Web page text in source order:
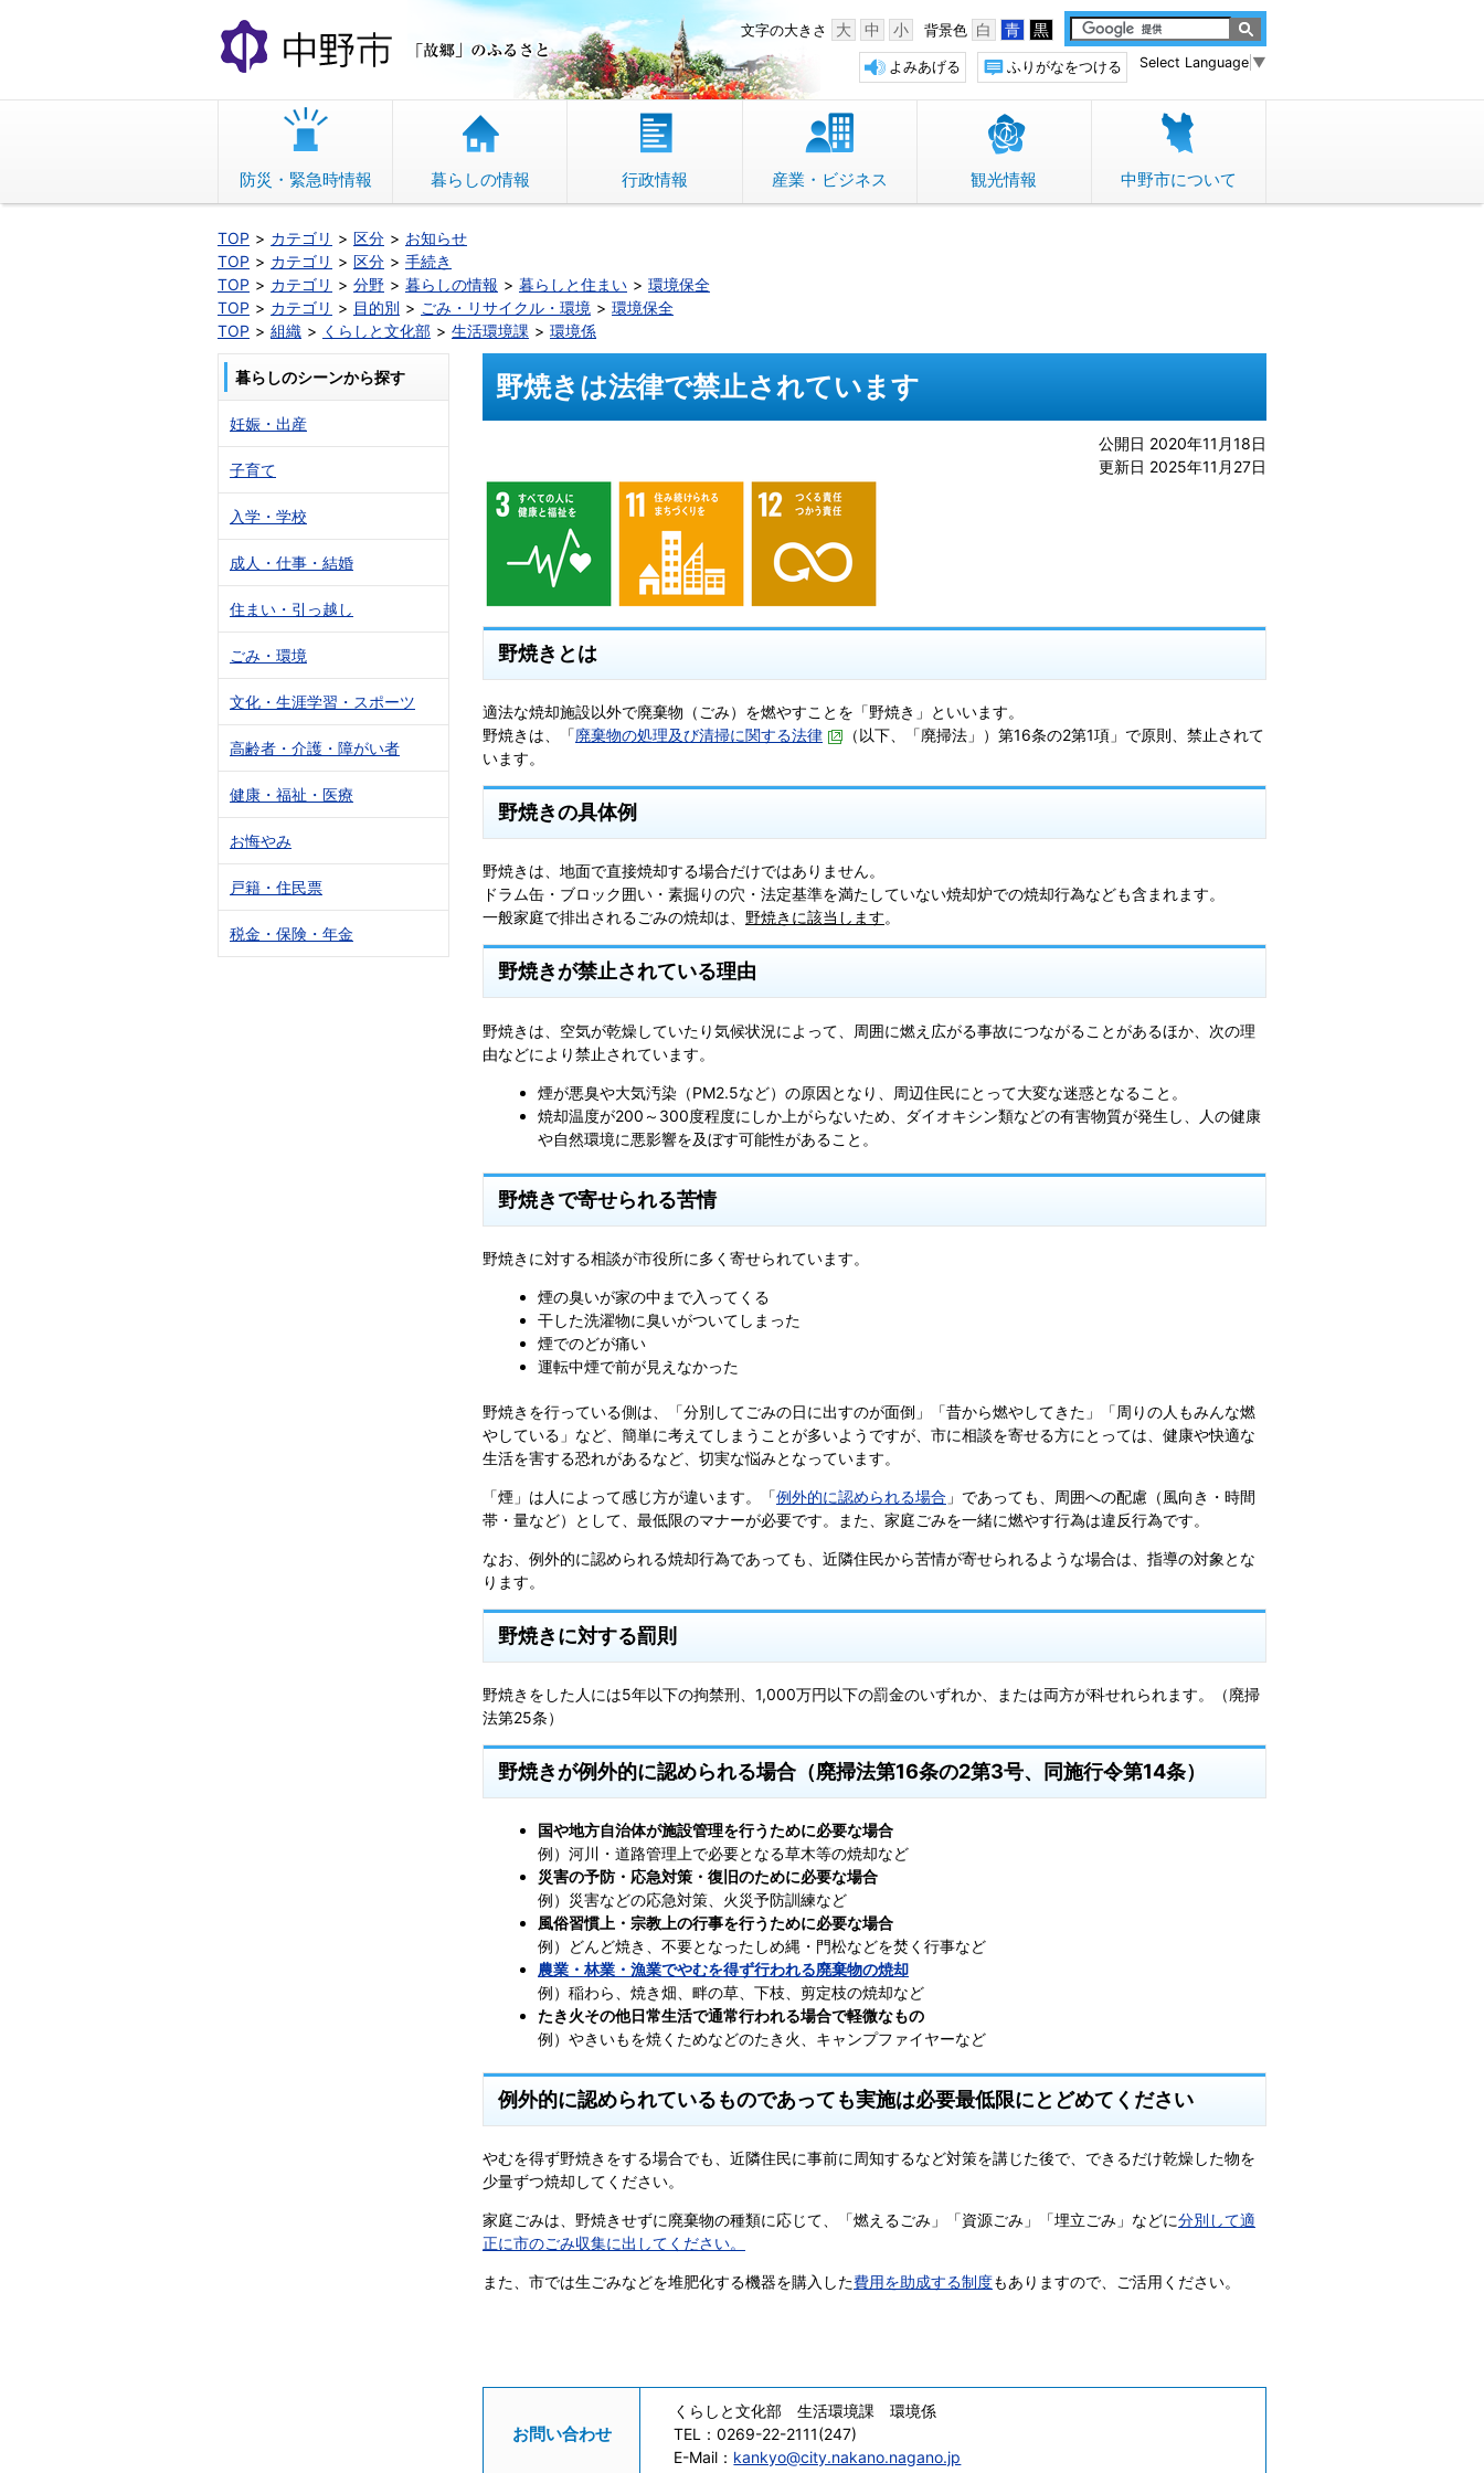
文
へ
動
中野市 「故郷」のふるさと 背景色 白 青 黒
文字の大きさ 大 中 小
Select Language ▼
ふりがなをつける
よみあげる
防災・緊急時情報 暮らしの情報 行政情報 産業・ビジネス 観光情報 中野市について
TOP カテゴリ 区分
お知らせ
TOP
カテゴリ 区分
手続き
TOP
カテゴリ 分野 暮らしの情報 暮らしと住まい
環境保全
TOP
カテゴリ 目的別 ごみ・リサイクル・環境
環境保全
TOP
組織 くらしと文化部 生活環境課 環境係
野焼きは法律で禁止されています
公開日 2020年11月18日
更新日 2025年11月27日
野焼きとは
適法な焼却施設以外で廃棄物（ごみ）を燃やすことを「野焼き」といいます。
野焼きは、「廃棄物の処理及び清掃に関する法律
（以下、「廃掃法」）第16条の2第1項」で原則、禁止されて
います。
野焼きの具体例
野焼きは、地面で直接焼却する場合だけではありません。
ドラム缶・ブロック囲い・素掘りの穴・法定基準を満たしていない焼却炉での焼却行為なども含まれます。
一般家庭で排出されるごみの焼却は、 野焼きに該当します。
野焼きが禁止されている理由
野焼きは、空気が乾燥していたり気候状況によって、周囲に燃え広がる事故につながることがあるほか、次の理
由などにより禁止されています。
煙が悪臭や大気汚染（PM2.5など）の原因となり、周辺住民にとって大変な迷惑となること。
焼却温度が200～300度程度にしか上がらないため、ダイオキシン類などの有害物質が発生し、人の健康
や自然環境に悪影響を及ぼす可能性があること。
野焼きで寄せられる苦情
野焼きに対する相談が市役所に多く寄せられています。
煙の臭いが家の中まで入ってくる
干した洗濯物に臭いがついてしまった
煙でのどが痛い
運転中煙で前が見えなかった
野焼きを行っている側は、「分別してごみの日に出すのが面倒」「昔から燃やしてきた」「周りの人もみんな燃
やしている」など、簡単に考えてしまうことが多いようですが、市に相談を寄せる方にとっては、健康や快適な
生活を害する恐れがあるなど、切実な悩みとなっています。
「煙」は人によって感じ方が違います。「例外的に認められる場合 」であっても、周囲への配慮（風向き・時間
帯・量など）として、最低限のマナーが必要です。また、家庭ごみを一緒に燃やす行為は違反行為です。
なお、例外的に認められる焼却行為であっても、近隣住民から苦情が寄せられるような場合は、指導の対象とな
ります。
野焼きに対する罰則
野焼きをした人には5年以下の拘禁刑、1,000万円以下の罰金のいずれか、または両方が科せれられます。（廃掃
法第25条）
野焼きが例外的に認められる場合 （廃掃法第16条の2第3号、同施行令第14条）
国や地方自治体が施設管理を行うために必要な場合
例）河川・道路管理上で必要となる草木等の焼却など
災害の予防・応急対策・復旧のために必要な場合
例）災害などの応急対策、火災予防訓練など
風俗習慣上・宗教上の行事を行うために必要な場合
例）どんど焼き、不要となったしめ縄・門松などを焚く行事など
農業・林業・漁業でやむを得ず行われる廃棄物の焼却
例）稲わら、焼き畑、畔の草、下枝、剪定枝の焼却など
たき火その他日常生活で通常行われる場合で軽微なもの
例）やきいもを焼くためなどのたき火、キャンプファイヤーなど
例外的に認められているものであっても実施は必要最低限にとどめてください
やむを得ず野焼きをする場合でも、近隣住民に事前に周知するなど対策を講じた後で、できるだけ乾燥した物を
少量ずつ焼却してください。
家庭ごみは、野焼きせずに廃棄物の種類に応じて、「燃えるごみ」「資源ごみ」「埋立ごみ」などに分別して適
正に市のごみ収集に出してください。
また、市では生ごみなどを堆肥化する機器を購入した費用を助成する制度もありますので、ご活用ください。
お問い合わせ
くらしと文化部 生活環境課 環境係
TEL：0269-22-2111(247)
E-Mail： kankyo@city.nakano.nagano.jp
暮らしのシーンから探す
妊娠・出産
子育て
入学・学校
成人・仕事・結婚
住まい・引っ越し
ごみ・環境
文化・生涯学習・スポーツ
高齢者・介護・障がい者
健康・福祉・医療
お悔やみ
戸籍・住民票
税金・保険・年金